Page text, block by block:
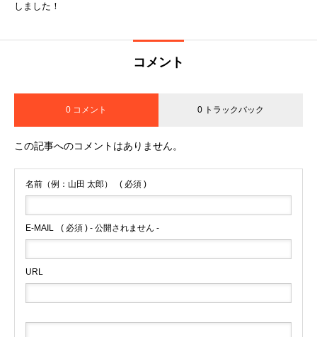
しました！
コメント
0 コメント 0 トラックバック
この記事へのコメントはありません。
名前（例：山田 太郎） ( 必須 )
E-MAIL ( 必須 ) - 公開されません -
URL